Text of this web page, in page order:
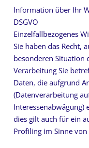
Information über Ihr
DSGVO
Einzelfallbezogenes
Sie haben das Recht,
besonderen Situation
Verarbeitung Sie
Daten, die aufgrund
(Datenverarbeitung
Interessenabwägung)
dies gilt auch für ein
Profiling im Sinne von